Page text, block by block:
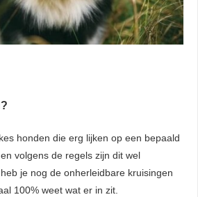
honden die erg lijken op een bepaald
volgens de regels zijn dit wel
je nog de onherleidbare kruisingen
100% weet wat er in zit.